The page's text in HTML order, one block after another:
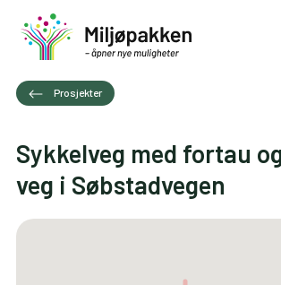
Prosjekter
Sykkelveg med fortau
veg i Søbstadvegen